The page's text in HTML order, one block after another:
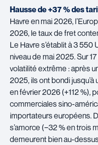
Hausse de +37 % des
Havre en mai 2026,
2026, le taux de fret
Le Havre s’établit à 3
niveau de mai 2025. Sur
volatilité extrême : après
2025, ils ont bondi
en février 2026 (+112 %),
commerciales sino-
importateurs européens.
s’amorce (−32 % en trois
demeurent bien au-